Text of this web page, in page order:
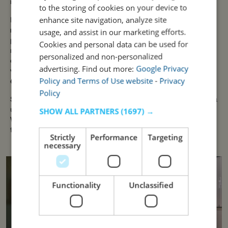
minutos del aeropuerto Humberto Delgado.
Rodeado de jardines, tranquilos senderos y pequeños
rincones escondidos, este espacio invita a relajarse y respirar
profundamente. Entre la vegetación, la fauna y los laberintos
naturales que atraviesan la propiedad, cada paseo se
convierte en un pequeño descubrimiento. Aquí, el sonido del
viento en los árboles y el aire fresco de la sierra crean el
escenario perfecto para desconectar del ritmo de la ciudad.
Si busca una escapada auténtica al campo, con el Atlántico a
un paso y el encanto histórico de Sintra a pocos minutos, el
WOT Sarrazola Soul ofrece el equilibrio ideal entre
tranquilidad, naturaleza y exploración.
PORTUGUESE
to the storing of cookies on your device to
enhance site navigation, analyze site
usage, and assist in our marketing efforts.
Cookies and personal data can be used for
personalized and non-personalized
advertising. Find out more: Google Privacy
Policy and Terms of Use website- Privacy
Policy
SHOW ALL PARTNERS (1697) →
Strictly
necessary
Performance Targeting
Functionality Unclassified